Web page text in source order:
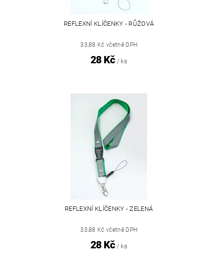
REFLEXNÍ KLÍČENKY - RŮŽOVÁ
33,88 Kč včetně DPH
28 Kč / ks
REFLEXNÍ KLÍČENKY - ZELENÁ
33,88 Kč včetně DPH
28 Kč / ks